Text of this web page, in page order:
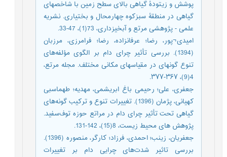
پوشش و زیتودۀ گیاهی بالای سطح زمین با شاخص‎های
گیاهی در منطقۀ سبزکوه چهارمحال و بختیاری. نشریه
علمی - پژوهشی مرتع و آبخیزداری، 73(1)، 47-33.
امیدی¬پور، رضا؛ عرفانزاده، رضا؛ فرامرزی، مرزبان
(1394). بررسی تأثیر چرای دام بر الگوی مؤلفه‎‌های
تنوع گونه‎ای در مقیاس‎های مکانی مختلف. مجله مرتع،
4(9)، ۳۶۷-۳۷۷.
جعفری، علی؛ رحیمی باغ ابریشمی، مهدیه؛ طهماسبی
کهیانی، پژمان (1396). تغییرات تنوع و ترکیب گونه‌های
گیاهی تحت تأثیر چرای دام در مراتع حوزه توف‌سفید.
پژوهش های محیط زیست، 8(15)، 142-131.
جعفریان، زینب؛ احمدی، فرزاد؛ کارگر، منصوره (1396).
بررسی تاثیر شدت‌های چرایی دام بر تغییرات